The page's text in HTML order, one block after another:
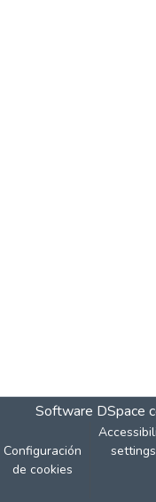
Software DSpace
Configuración
de cookies
settings